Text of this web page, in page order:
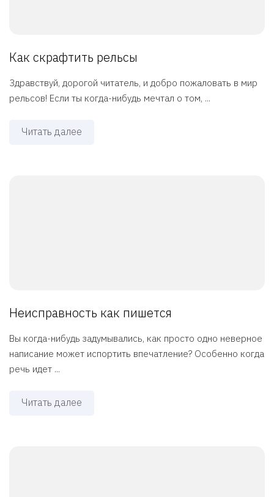
Как скрафтить рельсы
Здравствуй, дорогой читатель, и добро пожаловать в мир
рельсов! Если ты когда-нибудь мечтал о том, ...
Читать далее
Неисправность как пишется
Вы когда-нибудь задумывались, как просто одно неверное
написание может испортить впечатление? Особенно когда
речь идет ...
Читать далее